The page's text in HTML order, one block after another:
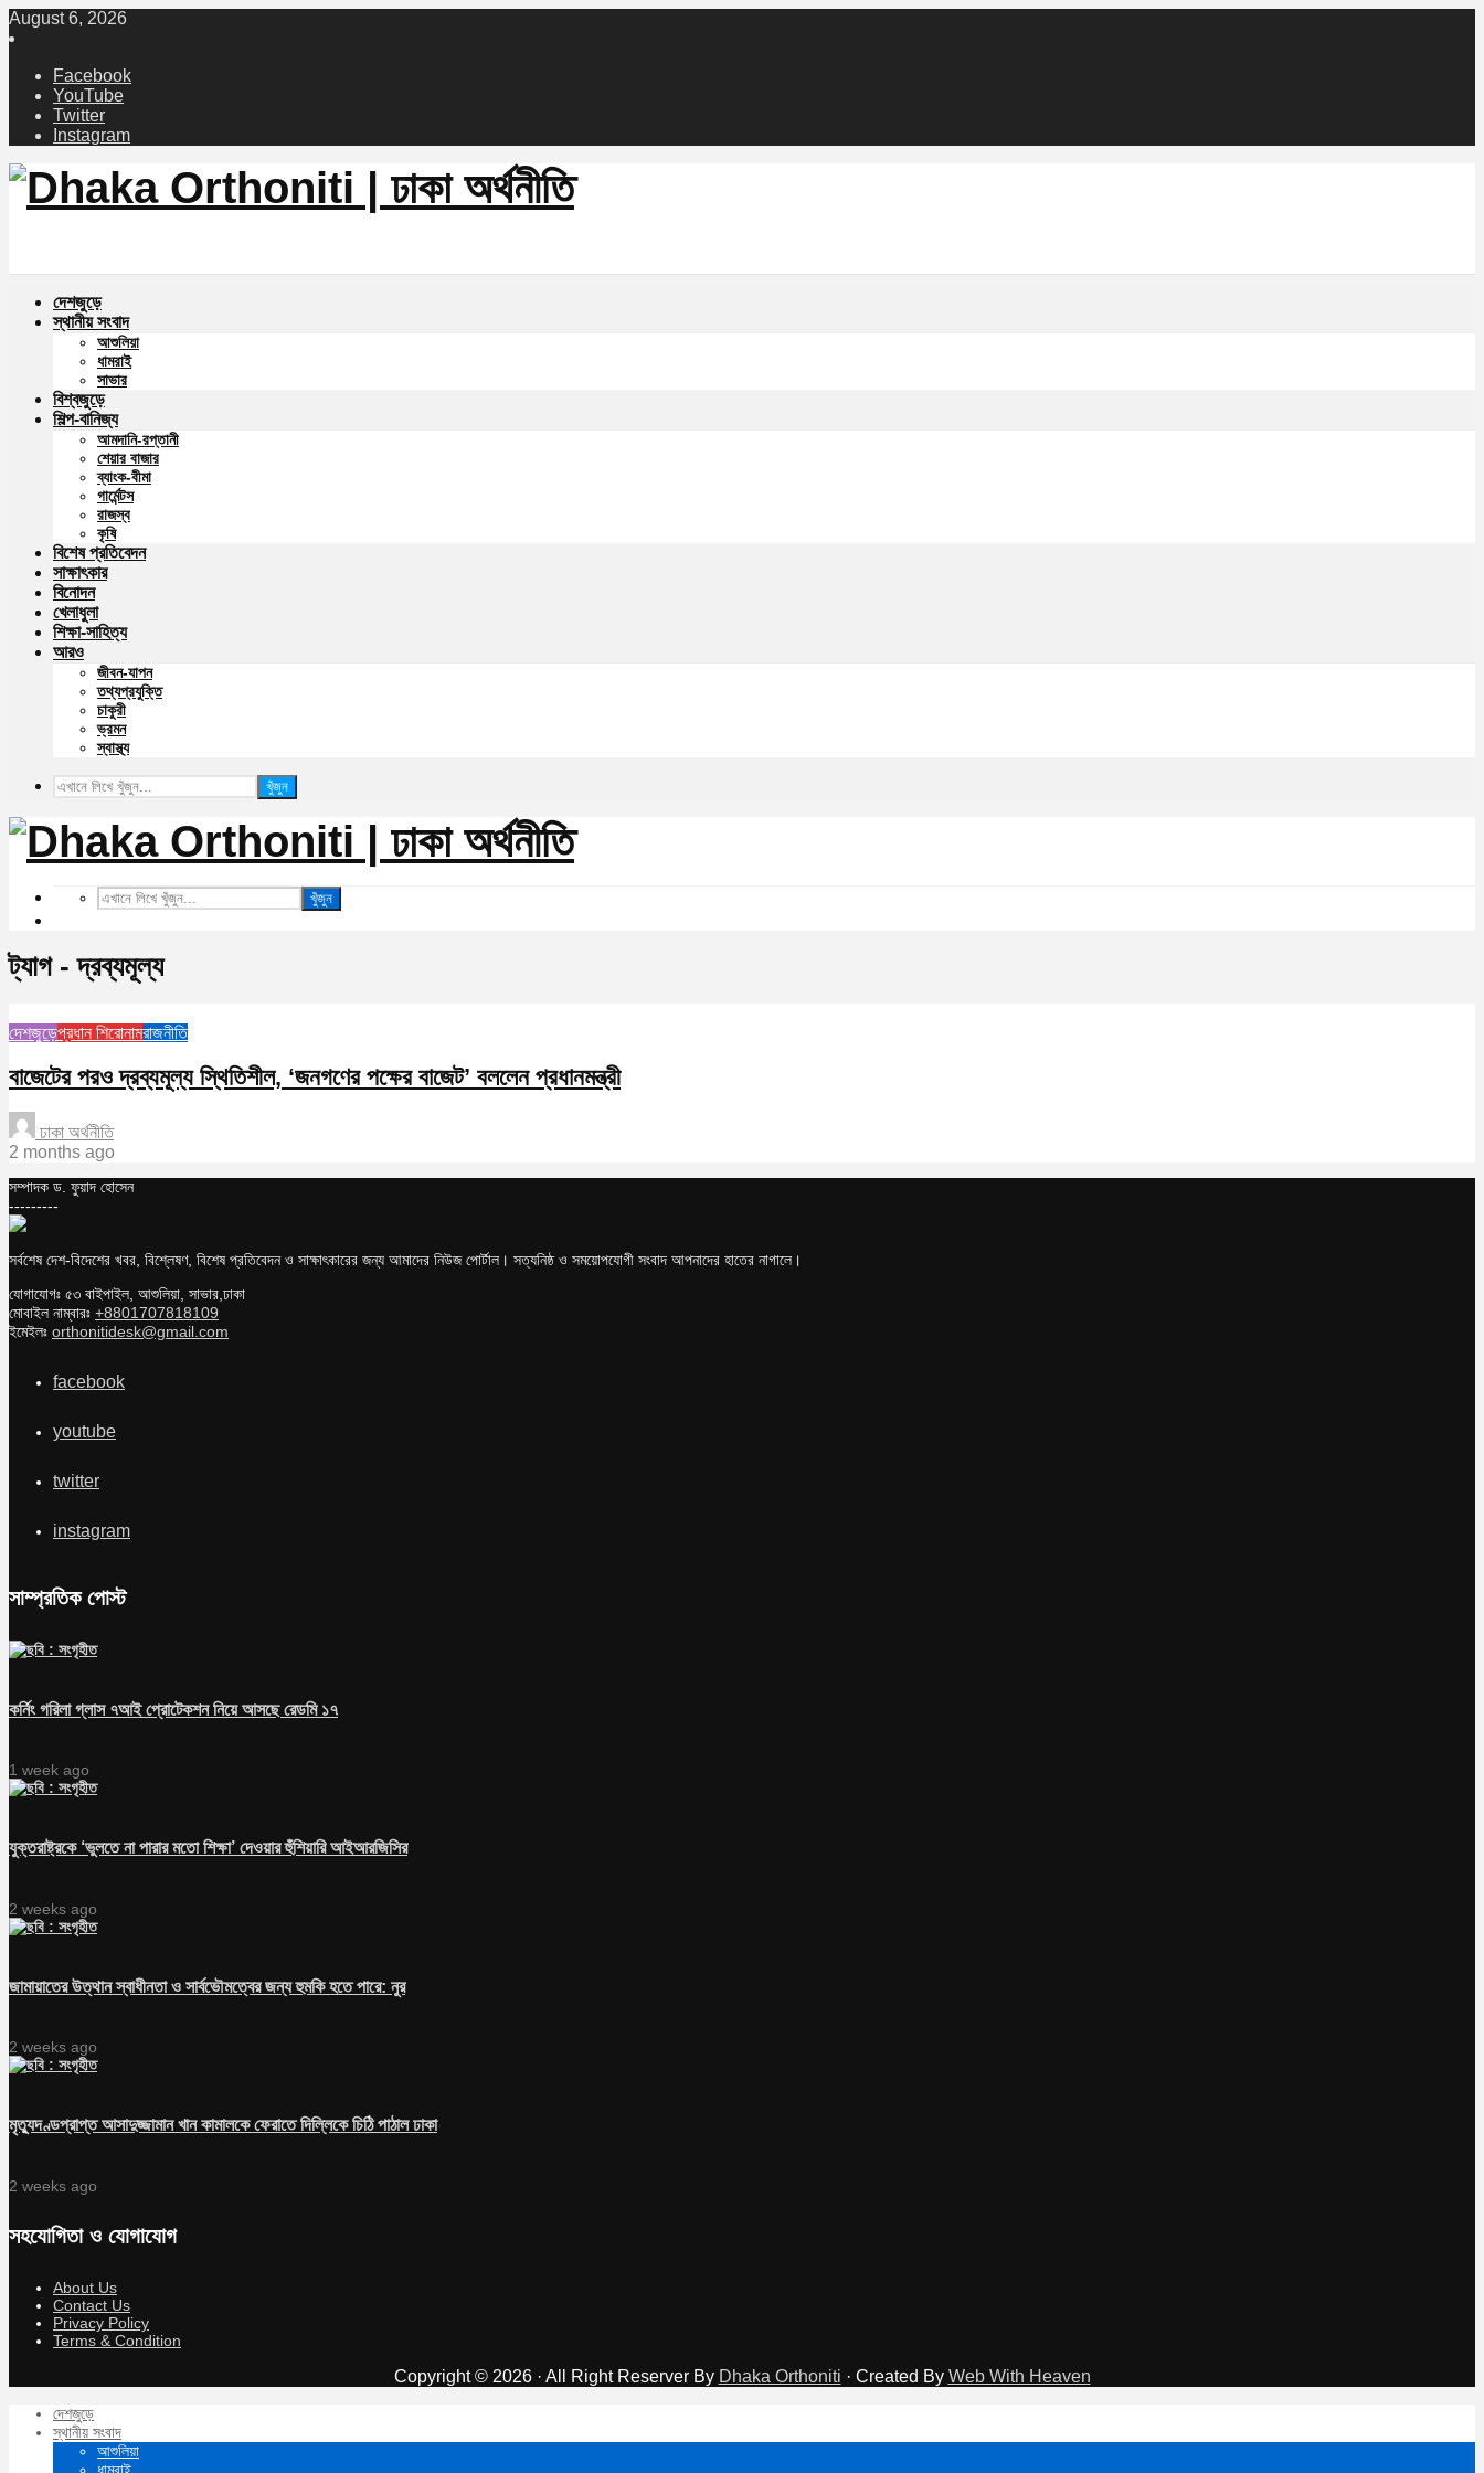
August 6, 2026
Facebook
YouTube
Twitter
Instagram
দেশজুড়ে
স্থানীয় সংবাদ
আশুলিয়া
ধামরাই
সাভার
বিশ্বজুড়ে
শিল্প-বানিজ্য
আমদানি-রপ্তানী
শেয়ার বাজার
ব্যাংক-বীমা
গার্মেন্টস
রাজস্ব
কৃষি
বিশেষ প্রতিবেদন
সাক্ষাৎকার
বিনোদন
খেলাধুলা
শিক্ষা-সাহিত্য
আরও
জীবন-যাপন
তথ্যপ্রযুক্তি
চাকুরী
ভ্রমন
স্বাস্থ্য
খুঁজুন
খুঁজুন
ট্যাগ - দ্রব্যমূল্য
দেশজুড়েপ্রধান শিরোনামরাজনীতি
বাজেটের পরও দ্রব্যমূল্য স্থিতিশীল, ‘জনগণের পক্ষের বাজেট’ বললেন প্রধানমন্ত্রী
ঢাকা অর্থনীতি
2 months ago
সম্পাদক ড. ফুয়াদ হোসেন
---------
সর্বশেষ দেশ-বিদেশের খবর, বিশ্লেষণ, বিশেষ প্রতিবেদন ও সাক্ষাৎকারের জন্য আমাদের নিউজ পোর্টাল। সত্যনিষ্ঠ ও সময়োপযোগী সংবাদ আপনাদের হাতের নাগালে।
যোগাযোগঃ ৫৩ বাইপাইল, আশুলিয়া, সাভার,ঢাকা
মোবাইল নাম্বারঃ +8801707818109
ইমেইলঃ orthonitidesk@gmail.com
facebook
youtube
twitter
instagram
সাম্প্রতিক পোস্ট
কর্নিং গরিলা গ্লাস ৭আই প্রোটেকশন নিয়ে আসছে রেডমি ১৭
1 week ago
যুক্তরাষ্ট্রকে ‘ভুলতে না পারার মতো শিক্ষা’ দেওয়ার হুঁশিয়ারি আইআরজিসির
2 weeks ago
জামায়াতের উত্থান স্বাধীনতা ও সার্বভৌমত্বের জন্য হুমকি হতে পারে: নুর
2 weeks ago
মৃত্যুদণ্ডপ্রাপ্ত আসাদুজ্জামান খান কামালকে ফেরাতে দিল্লিকে চিঠি পাঠাল ঢাকা
2 weeks ago
সহযোগিতা ও যোগাযোগ
About Us
Contact Us
Privacy Policy
Terms & Condition
Copyright © 2026 · All Right Reserver By Dhaka Orthoniti · Created By Web With Heaven
দেশজুড়ে
স্থানীয় সংবাদ
আশুলিয়া